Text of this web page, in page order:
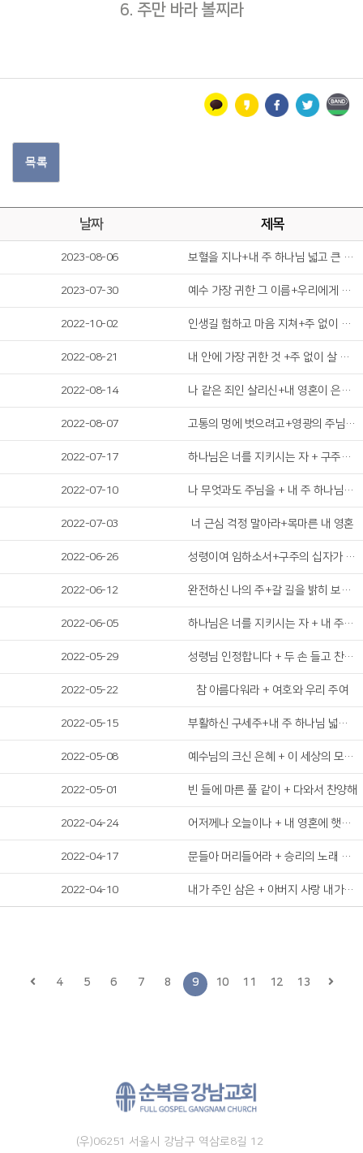
6. 주만 바라 볼찌라
목록
날짜 제목
2023-08-06 보혈을 지나+내 주 하나님 넓고 큰 은혜는
2023-07-30 예수 가장 귀한 그 이름+우리에게 향하신
2022-10-02 인생길 험하고 마음 지쳐+주 없이 살 수 없네
2022-08-21 내 안에 가장 귀한 것 +주 없이 살 수 없네
2022-08-14 나 같은 죄인 살리신+내 영혼이 은총 입어
2022-08-07 고통의 멍에 벗으려고+영광의 주님 찬양하세
2022-07-17 하나님은 너를 지키시는 자 + 구주의 십자가 보혈로
2022-07-10 나 무엇과도 주님을 + 내 주 하나님 넓고 큰 은혜는
2022-07-03 너 근심 걱정 말아라+목마른 내 영혼
2022-06-26 성령이여 임하소서+구주의 십자가 보혈로
2022-06-12 완전하신 나의 주+갈 길을 밝히 보이시니
2022-06-05 하나님은 너를 지키시는 자 + 내 주의 은혜 강가로
2022-05-29 성령님 인정합니다 + 두 손 들고 찬양합니다
2022-05-22 참 아름다워라 + 여호와 우리 주여
2022-05-15 부활하신 구세주+내 주 하나님 넓고 큰 은혜는
2022-05-08 예수님의 크신 은혜 + 이 세상의 모든 죄를
2022-05-01 빈 들에 마른 풀 같이 + 다와서 찬양해
2022-04-24 어저께나 오늘이나 + 내 영혼에 햇빛 비치니
2022-04-17 문들아 머리들어라 + 승리의 노래 주께 부르자
2022-04-10 내가 주인 삼은 + 아버지 사랑 내가 노래해
4 5 6 7 8 9 10 11 12 13
(우)06251 서울시 강남구 역삼로8길 12